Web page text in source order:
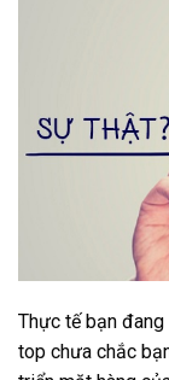
Thực tế bạn
top chưa chắc